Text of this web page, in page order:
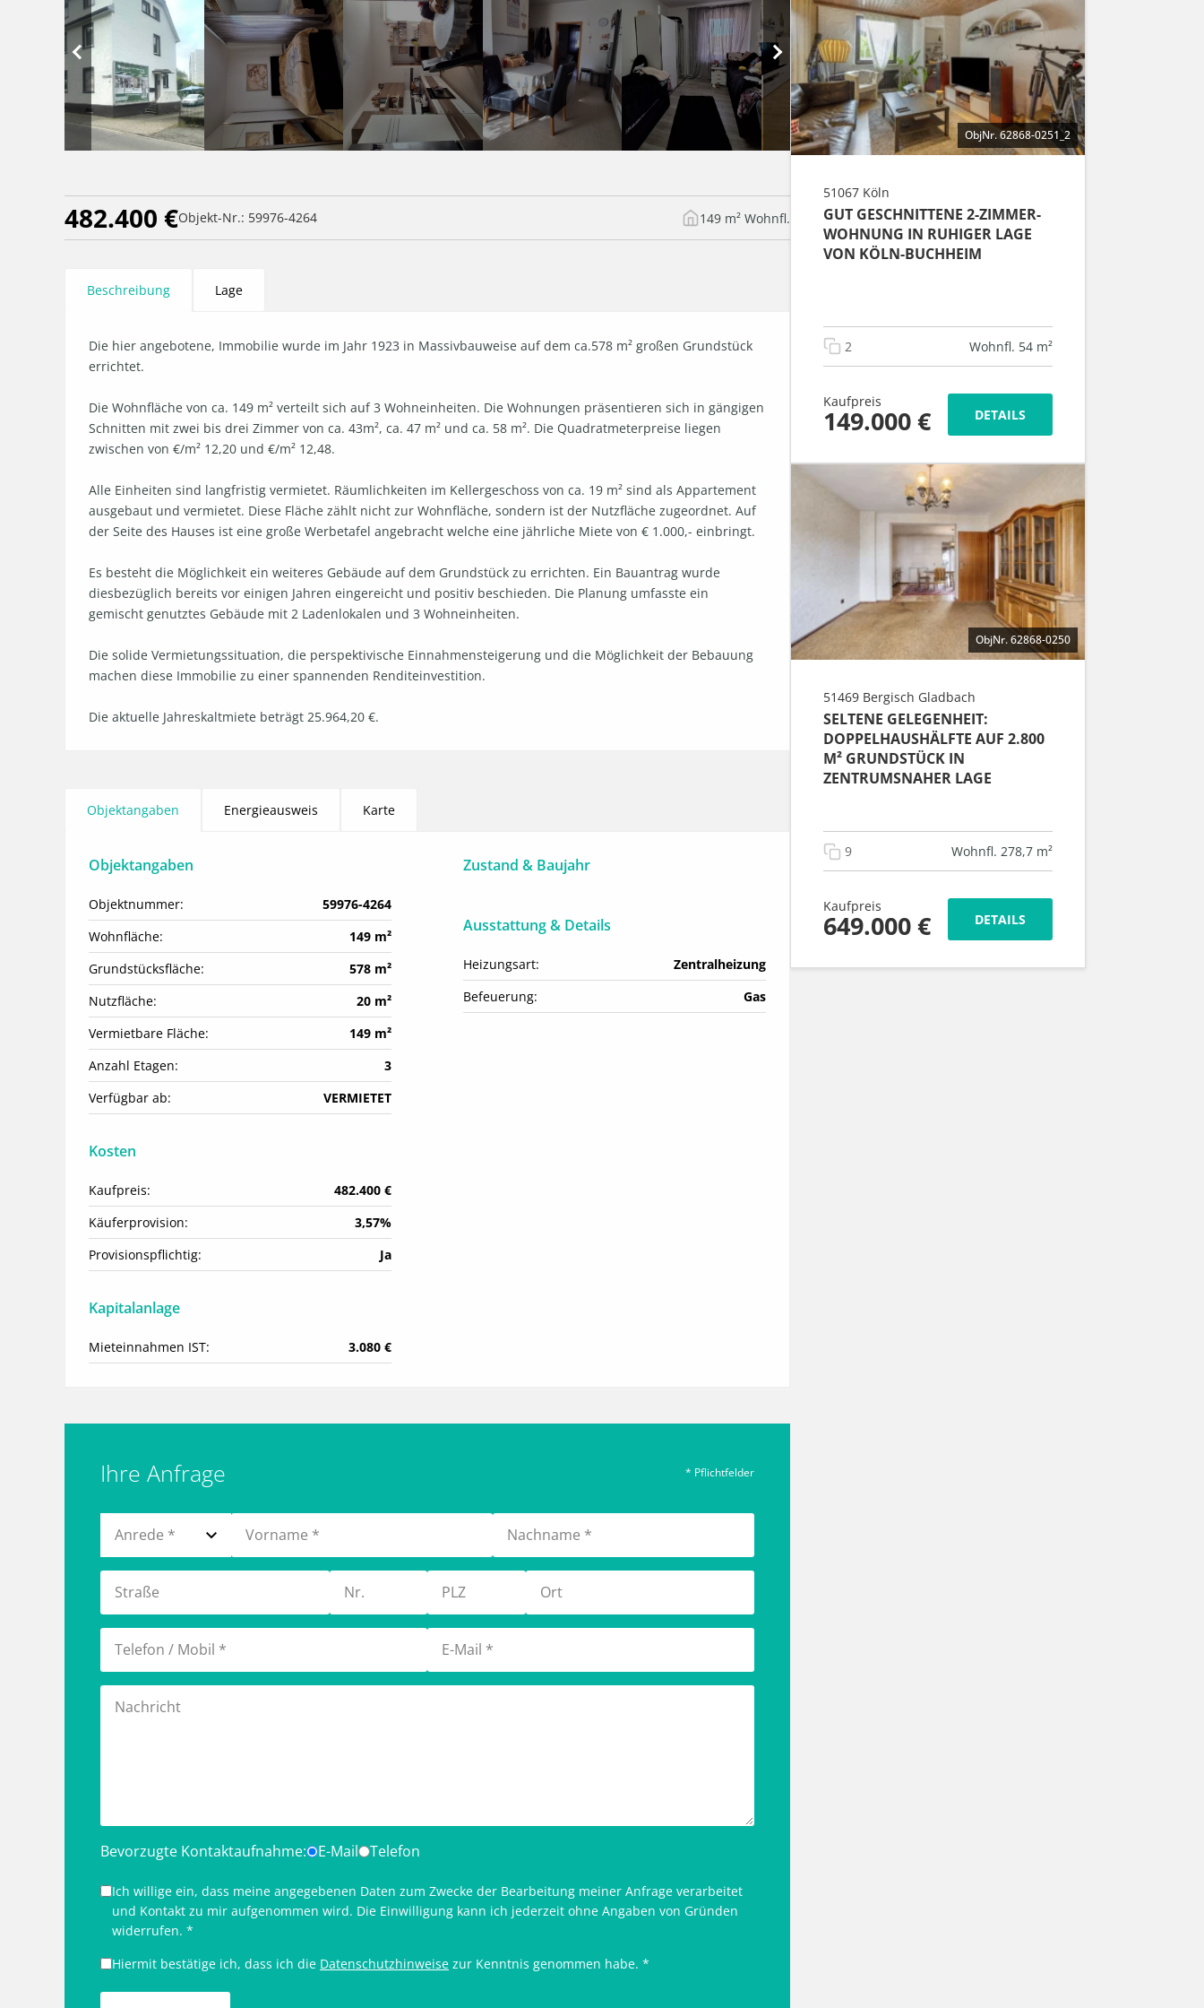
482.400 €Objekt-Nr.: 59976-4264 149 m² Wohnfl.
Beschreibung Lage
Die hier angebotene, Immobilie wurde im Jahr 1923 in Massivbauweise auf dem ca.578 m² großen Grundstück
errichtet.
Die Wohnfläche von ca. 149 m² verteilt sich auf 3 Wohneinheiten. Die Wohnungen präsentieren sich in gängigen
Schnitten mit zwei bis drei Zimmer von ca. 43m², ca. 47 m² und ca. 58 m². Die Quadratmeterpreise liegen
zwischen von €/m² 12,20 und €/m² 12,48.
Alle Einheiten sind langfristig vermietet. Räumlichkeiten im Kellergeschoss von ca. 19 m² sind als Appartement
ausgebaut und vermietet. Diese Fläche zählt nicht zur Wohnfläche, sondern ist der Nutzfläche zugeordnet. Auf
der Seite des Hauses ist eine große Werbetafel angebracht welche eine jährliche Miete von € 1.000,- einbringt.
Es besteht die Möglichkeit ein weiteres Gebäude auf dem Grundstück zu errichten. Ein Bauantrag wurde
diesbezüglich bereits vor einigen Jahren eingereicht und positiv beschieden. Die Planung umfasste ein
gemischt genutztes Gebäude mit 2 Ladenlokalen und 3 Wohneinheiten.
Die solide Vermietungssituation, die perspektivische Einnahmensteigerung und die Möglichkeit der Bebauung
machen diese Immobilie zu einer spannenden Renditeinvestition.
Die aktuelle Jahreskaltmiete beträgt 25.964,20 €.
Objektangaben Energieausweis Karte
Objektangaben
Objektnummer:
59976-4264
Wohnfläche:
149 m²
Grundstücksfläche:
578 m²
Nutzfläche:
20 m²
Vermietbare Fläche:
149 m²
Anzahl Etagen:
3
Verfügbar ab:
VERMIETET
Kosten
Kaufpreis:
482.400 €
Käuferprovision:
3,57%
Provisionspflichtig:
Ja
Kapitalanlage
Mieteinnahmen IST: 3.080 €
Zustand & Baujahr
Ausstattung & Details
Heizungsart:
Zentralheizung
Befeuerung:
Gas
Ihre Anfrage * Pflichtfelder
Bevorzugte Kontaktaufnahme: E-Mail Telefon
Ich willige ein, dass meine angegebenen Daten zum Zwecke der Bearbeitung meiner Anfrage verarbeitet
und Kontakt zu mir aufgenommen wird. Die Einwilligung kann ich jederzeit ohne Angaben von Gründen
widerrufen. *
Hiermit bestätige ich, dass ich die Datenschutzhinweise zur Kenntnis genommen habe. *
ObjNr. 62868-0251_2
51067 Köln
GUT GESCHNITTENE 2-ZIMMER-
WOHNUNG IN RUHIGER LAGE
VON KÖLN-BUCHHEIM
2 Wohnfl. 54 m²
Kaufpreis
149.000 € DETAILS
ObjNr. 62868-0250
51469 Bergisch Gladbach
SELTENE GELEGENHEIT:
DOPPELHAUSHÄLFTE AUF 2.800
M² GRUNDSTÜCK IN
ZENTRUMSNAHER LAGE
9 Wohnfl. 278,7 m²
Kaufpreis
649.000 € DETAILS